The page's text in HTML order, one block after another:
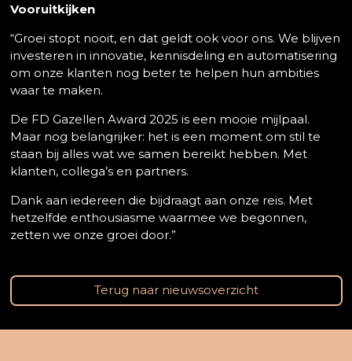
Vooruitkijken
“Groei stopt nooit, en dat geldt ook voor ons. We blijven
investeren in innovatie, kennisdeling en automatisering
om onze klanten nog beter te helpen hun ambities
waar te maken.
De FD Gazellen Award 2025 is een mooie mijlpaal.
Maar nog belangrijker: het is een moment om stil te
staan bij alles wat we samen bereikt hebben. Met
klanten, collega’s en partners.
Dank aan iedereen die bijdraagt aan onze reis. Met
hetzelfde enthousiasme waarmee we begonnen,
zetten we onze groei door.”
Terug naar nieuwsoverzicht